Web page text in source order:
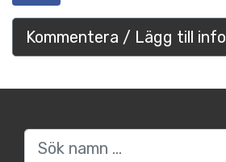
Kommentera / Lägg till info
Sök